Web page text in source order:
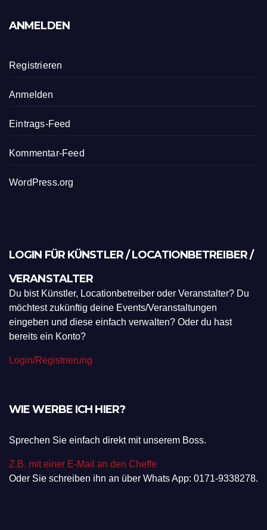
ANMELDEN
Registrieren
Anmelden
Eintrags-Feed
Kommentar-Feed
WordPress.org
LOGIN FÜR KÜNSTLER / LOCATIONBETREIBER /
VERANSTALTER
Du bist Künstler, Locationbetreiber oder Veranstalter? Du
möchtest zukünftig deine Events/Veranstaltungen
eingeben und diese einfach verwalten? Oder du hast
bereits ein Konto?
Login/Registrierung
WIE WERBE ICH HIER?
Sprechen Sie einfach direkt mit unserem Boss.
Z.B. mit einer E-Mail an den Cheffe
Oder Sie schreiben ihn an über Whats App: 0171-9338278.